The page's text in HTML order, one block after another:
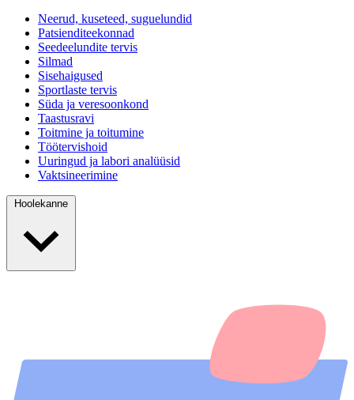
Neerud, kuseteed, suguelundid
Patsienditeekonnad
Seedeelundite tervis
Silmad
Sisehaigused
Sportlaste tervis
Süda ja veresoonkond
Taastusravi
Toitmine ja toitumine
Töötervishoid
Uuringud ja labori analüüsid
Vaktsineerimine
Hoolekanne